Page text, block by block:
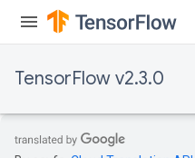
TensorFlow v2.3.0